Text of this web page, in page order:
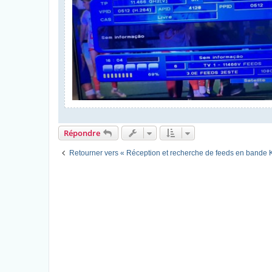
Répondre
Retourner vers « Réception et recherche de feeds en bande